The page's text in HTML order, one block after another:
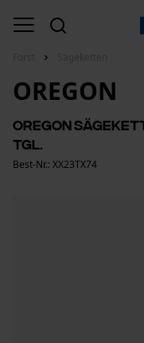
OREGON
Oregon
Tgl.
Best-Nr.: XX23TX74